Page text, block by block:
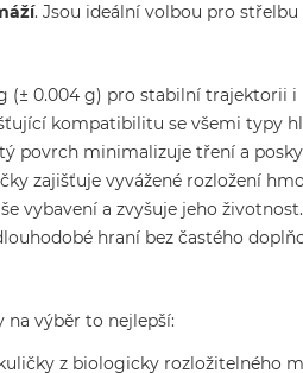
. Jsou ideální volbou pro
(± 0.004 g) pro stabilní trajektorii
kompatibilitu se všemi typy
povrch minimalizuje tření a
zajišťuje vyvážené rozložení
vybavení a zvyšuje jeho životnost.
hraní bez častého
na výběr to nejlepší:
z biologicky rozložitelného